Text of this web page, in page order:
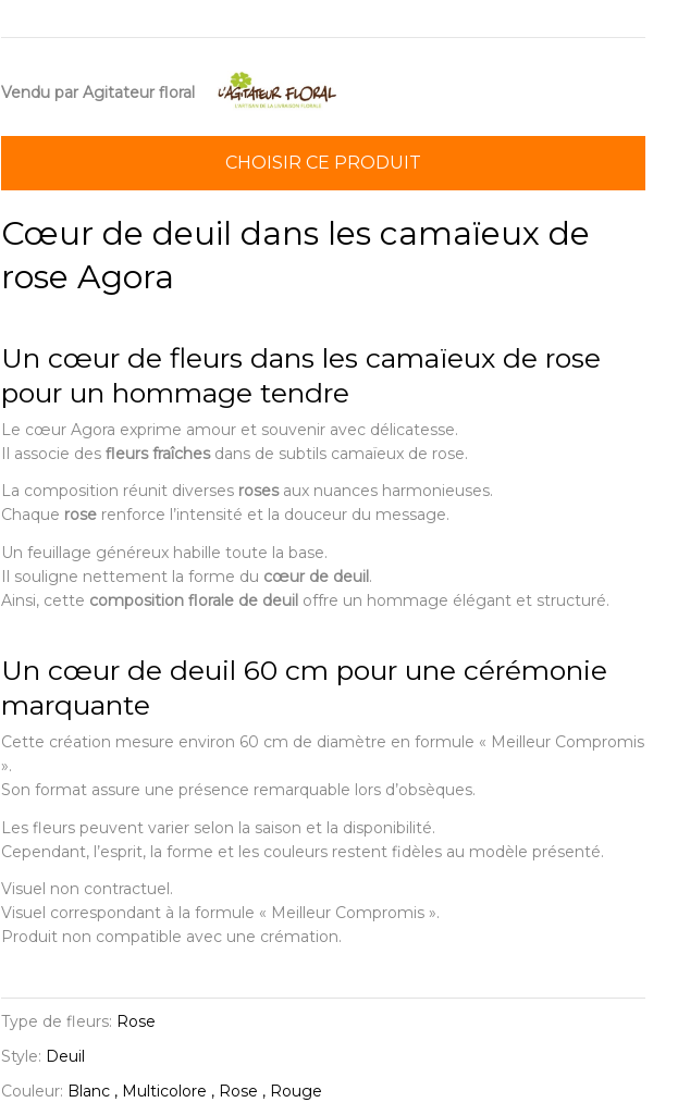
Vendu par Agitateur floral
CHOISIR CE PRODUIT
Cœur de deuil dans les camaïeux de
rose Agora
Un cœur de fleurs dans les camaïeux de rose
pour un hommage tendre
Le cœur Agora exprime amour et souvenir avec délicatesse.
Il associe des fleurs fraîchesdans de subtils camaïeux de rose.
La composition réunit diverses rosesaux nuances harmonieuses.
Chaque rose renforce l’intensité et la douceur du message.
Un feuillage généreux habille toute la base.
Il souligne nettement la forme du cœur de deuil.
Ainsi, cette composition florale de deuil offre un hommage élégant et structuré.
Un cœur de deuil 60 cm pour une cérémonie
marquante
Cette création mesure environ 60 cm de diamètre en formule « Meilleur Compromis
».
Son format assure une présence remarquable lors d’obsèques.
Les fleurs peuvent varier selon la saison et la disponibilité.
Cependant, l’esprit, la forme et les couleurs restent fidèles au modèle présenté.
Visuel non contractuel.
Visuel correspondant à la formule « Meilleur Compromis ».
Produit non compatible avec une crémation.
Type de fleurs: Rose
Style: Deuil
Couleur: Blanc , Multicolore , Rose , Rouge